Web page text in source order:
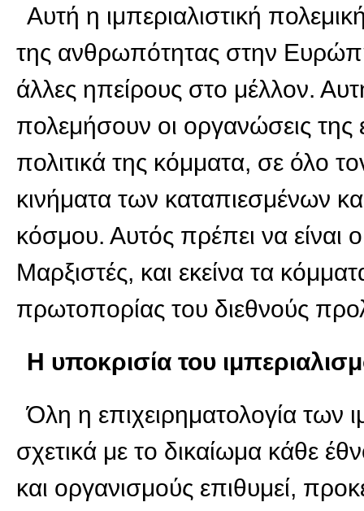
Αυτή η ιμπεριαλιστική
της ανθρωπότητας στην
άλλες ηπείρους στο μέλλον.
πολεμήσουν οι οργανώσεις της
πολιτικά της κόμματα, σε όλο
κινήματα των καταπιεσμένων
κόσμου. Αυτός πρέπει να είναι
Μαρξιστές, και εκείνα τα
πρωτοπορίας του διεθνούς
Η υποκρισία του
Όλη η επιχειρηματολογία των
σχετικά με το δικαίωμα κάθε
και οργανισμούς επιθυμεί,